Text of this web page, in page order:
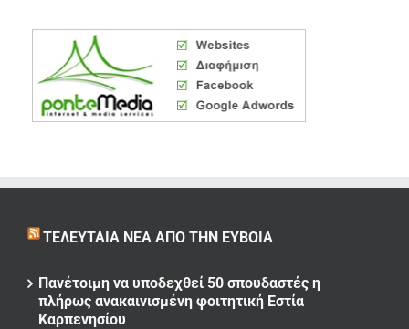
ΤΕΛΕΥΤΑΊΑ ΝΈΑ ΑΠΌ ΤΗΝ ΕΎΒΟΙΑ
Πανέτοιμη να υποδεχθεί 50 σπουδαστές η
πλήρως ανακαινισμένη φοιτητική Εστία
Καρπενησίου